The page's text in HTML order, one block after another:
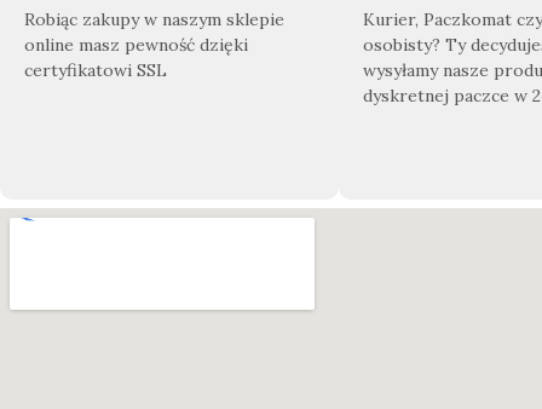
Robiąc zakupy w naszym sklepie
online masz pewność dzięki
certyfikatowi SSL
Kurier, Paczkomat
osobisty? Ty
wysyłamy nasze
dyskretnej paczce w